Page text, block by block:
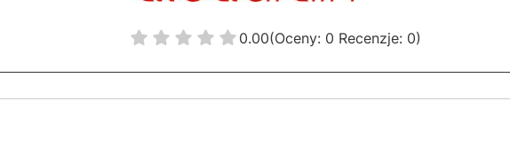
0.00(Oceny: 0 Recenzje: 0)